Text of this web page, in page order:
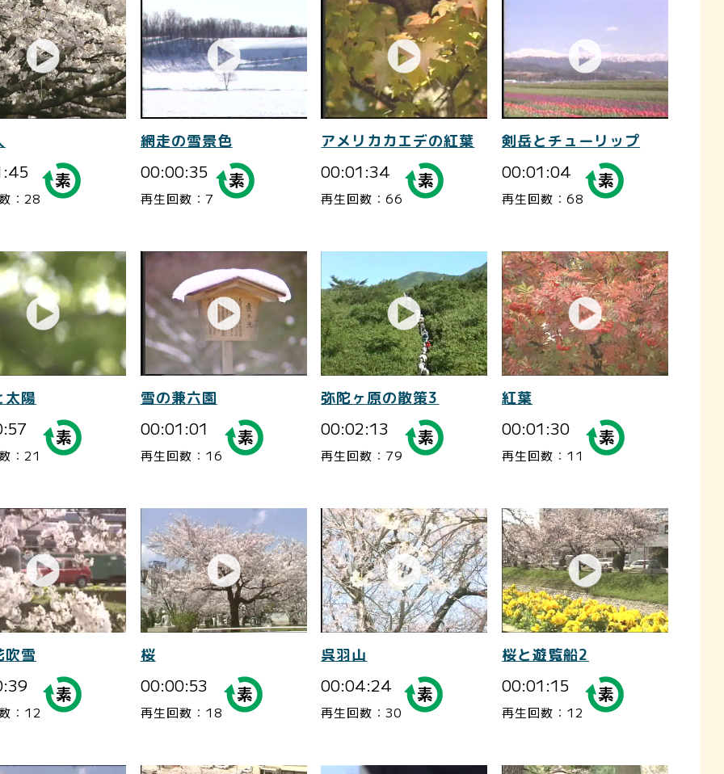
：28
網走の雪景色
00:00:35
再生回数：7
アメリカカエデの紅葉
00:01:34
再生回数：66
剣岳とチューリップ
00:01:04
再生回数：68
太陽
：21
雪の兼六園
00:01:01
再生回数：16
弥陀ヶ原の散策3
00:02:13
再生回数：79
紅葉
00:01:30
再生回数：11
吹雪
：12
桜
00:00:53
再生回数：18
呉羽山
00:04:24
再生回数：30
桜と遊覧船2
00:01:15
再生回数：12